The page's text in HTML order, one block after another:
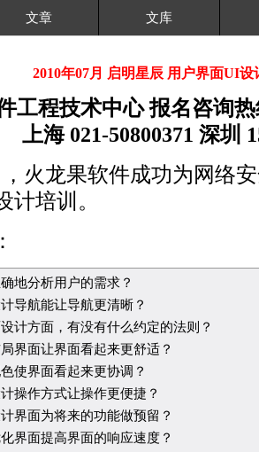
文章 文库
2010年07月 启明星辰 用户界面UI
工程技术中心 报名咨询热
上海 021-50800371 深圳
，火龙果软件成功为网络
计培训。
地分析用户的需求？
导航能让导航更清晰？
计方面，有没有什么约定的法则？
界面让界面看起来更舒适？
使界面看起来更协调？
操作方式让操作更便捷？
界面为将来的功能做预留？
界面提高界面的响应速度？